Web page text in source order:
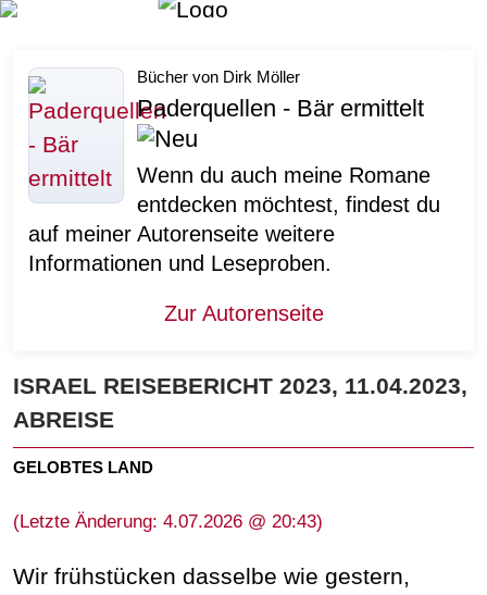
Bücher von Dirk Möller
Paderquellen - Bär ermittelt
Wenn du auch meine Romane
entdecken möchtest, findest du
auf meiner Autorenseite weitere
Informationen und Leseproben.
Zur Autorenseite
ISRAEL REISEBERICHT 2023, 11.04.2023,
ABREISE
GELOBTES LAND
(Letzte Änderung: 4.07.2026 @ 20:43)
Wir frühstücken dasselbe wie gestern,